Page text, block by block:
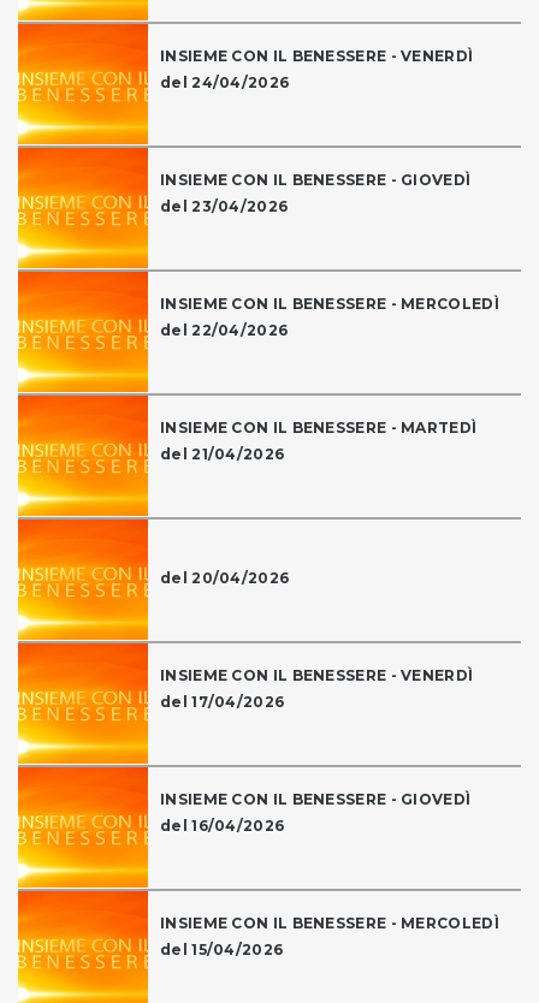
INSIEME CON IL BENESSERE - VENERDÌ
del 24/04/2026
INSIEME CON IL BENESSERE - GIOVEDÌ
del 23/04/2026
INSIEME CON IL BENESSERE - MERCOLEDÌ
del 22/04/2026
INSIEME CON IL BENESSERE - MARTEDÌ
del 21/04/2026
del 20/04/2026
INSIEME CON IL BENESSERE - VENERDÌ
del 17/04/2026
INSIEME CON IL BENESSERE - GIOVEDÌ
del 16/04/2026
INSIEME CON IL BENESSERE - MERCOLEDÌ
del 15/04/2026